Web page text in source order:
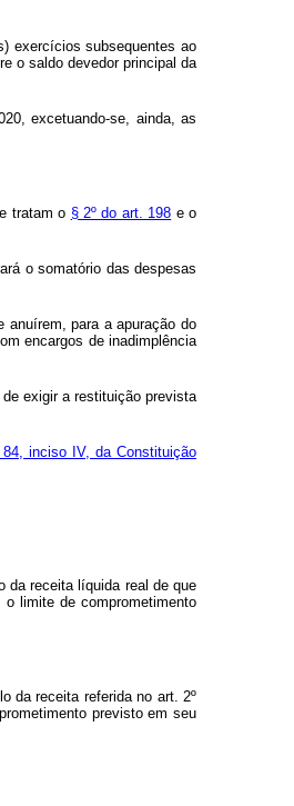
exercícios subsequentes ao
o saldo devedor principal da
excetuando-se, ainda, as
tratam o § 2º do art. 198 e o
o somatório das despesas
para a apuração do
encargos de inadimplência
exigir a restituição prevista
inciso IV, da Constituição
da receita líquida real de que
limite de comprometimento
da receita referida no art. 2º
previsto em seu